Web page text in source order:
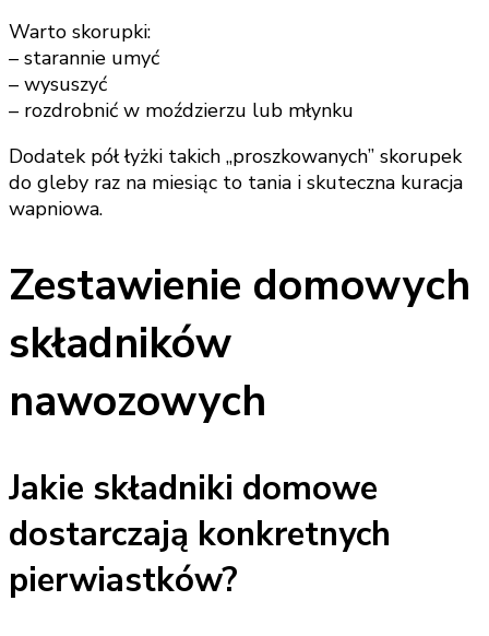
Warto skorupki:
– starannie umyć
– wysuszyć
– rozdrobnić w moździerzu lub młynku
Dodatek pół łyżki takich „proszkowanych” skorupek
do gleby raz na miesiąc to tania i skuteczna kuracja
wapniowa.
Zestawienie domowych
składników
nawozowych
Jakie składniki domowe
dostarczają konkretnych
pierwiastków?